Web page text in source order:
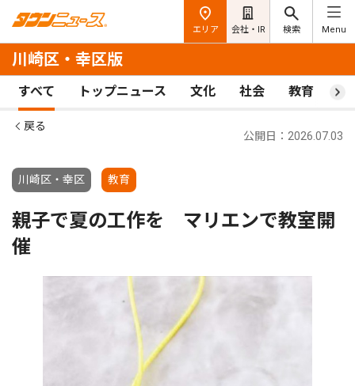
エリア 会社・IR 検索 Menu
川崎区・幸区版
すべて トップニュース 文化 社会 教育 ス
戻る
川崎区・幸区 教育
公開日：2026.07.03
親子で夏の工作を マリエンで教室開
催